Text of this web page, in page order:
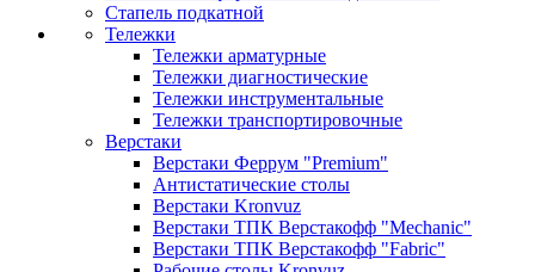
Стапель подкатной
Тележки
Тележки арматурные
Тележки диагностические
Тележки инструментальные
Тележки транспортировочные
Верстаки
Верстаки Феррум "Premium"
Антистатические столы
Верстаки Kronvuz
Верстаки ТПК Верстакофф "Mechanic"
Верстаки ТПК Верстакофф "Fabric"